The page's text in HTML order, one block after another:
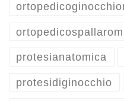
protesianatomica
protesidiginocchio